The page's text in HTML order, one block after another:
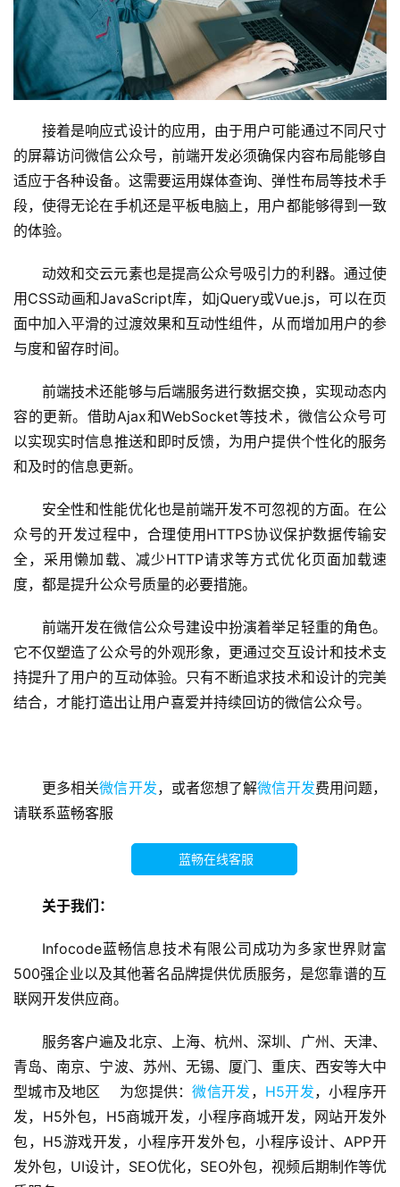
蓝
畅
首
H
5
开
发
序
A
开
发
微
信
接着是响应式设计的应用，由于用户可能通过不同尺寸
的屏幕访问微信公众号，前端开发必须确保内容布局能够自
适应于各种设备。这需要运用媒体查询、弹性布局等技术手
段，使得无论在手机还是平板电脑上，用户都能够得到一致
的体验。
动效和交云元素也是提高公众号吸引力的利器。通过使
用CSS动画和JavaScript库，如jQuery或Vue.js，可以在页
面中加入平滑的过渡效果和互动性组件，从而增加用户的参
与度和留存时间。
前端技术还能够与后端服务进行数据交换，实现动态内
容的更新。借助Ajax和WebSocket等技术，微信公众号可
以实现实时信息推送和即时反馈，为用户提供个性化的服务
和及时的信息更新。
安全性和性能优化也是前端开发不可忽视的方面。在公
众号的开发过程中，合理使用HTTPS协议保护数据传输安
全，采用懒加载、减少HTTP请求等方式优化页面加载速
度，都是提升公众号质量的必要措施。
前端开发在微信公众号建设中扮演着举足轻重的角色。
它不仅塑造了公众号的外观形象，更通过交互设计和技术支
持提升了用户的互动体验。只有不断追求技术和设计的完美
结合，才能打造出让用户喜爱并持续回访的微信公众号。
更多相关微信开发，或者您想了解微信开发费用问题，
请联系蓝畅客服
蓝畅在线客服
关于我们：
Infocode蓝畅信息技术有限公司成功为多家世界财富
500强企业以及其他著名品牌提供优质服务，是您靠谱的互
联网开发供应商。
服务客户遍及北京、上海、杭州、深圳、广州、天津、
青岛、南京、宁波、苏州、无锡、厦门、重庆、西安等大中
型城市及地区    为您提供：微信开发 ， H5开发，小程序开
发，H5外包，H5商城开发，小程序商城开发，网站开发外
包，H5游戏开发，小程序开发外包，小程序设计、APP开
发外包，UI设计，SEO优化，SEO外包，视频后期制作等优